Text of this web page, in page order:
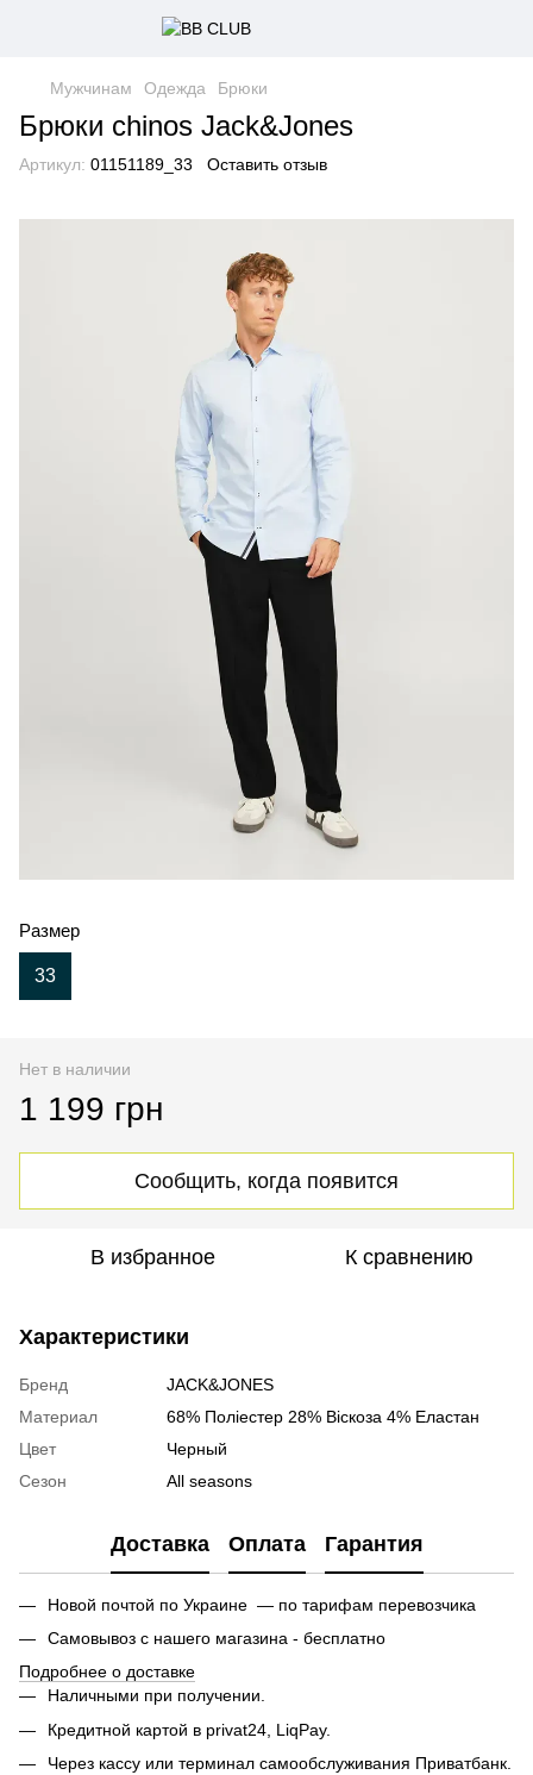
Мужчинам Одежда Брюки
Брюки chinos Jack&Jones
Артикул: 01151189_33 Оставить отзыв
Размер
33
Нет в наличии
1 199 грн
Сообщить, когда появится
В избранное К сравнению
Характеристики
Бренд
JACK&JONES
Материал
68% Поліестер 28% Віскоза 4% Еластан
Цвет
Черный
Сезон
All seasons
Доставка Оплата Гарантия
Новой почтой по Украине — по тарифам перевозчика
Самовывоз с нашего магазина - бесплатно
Подробнее о доставке
Наличными при получении.
Кредитной картой в privat24, LiqPay.
Через кассу или терминал самообслуживания Приватбанк.